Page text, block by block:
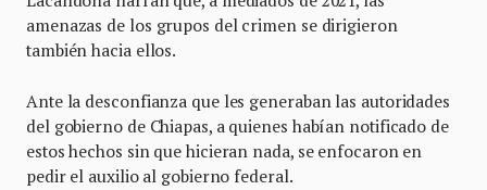
amenazas de los grupos del crimen se dirigieron
también hacia ellos.
Ante la desconfianza que les generaban las autoridades
del gobierno de Chiapas, a quienes habían notificado de
estos hechos sin que hicieran nada, se enfocaron en
pedir el auxilio al gobierno federal.